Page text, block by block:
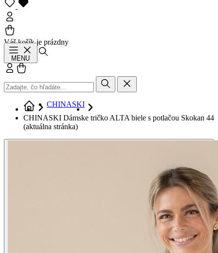
Váš košík je prázdny
MENU
Prihlásiť sa
CHINASKI
CHINASKI Dámske tričko ALTA biele s potlačou Skokan 44
(aktuálna stránka)